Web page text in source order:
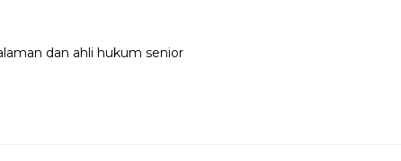
dan ahli hukum senior